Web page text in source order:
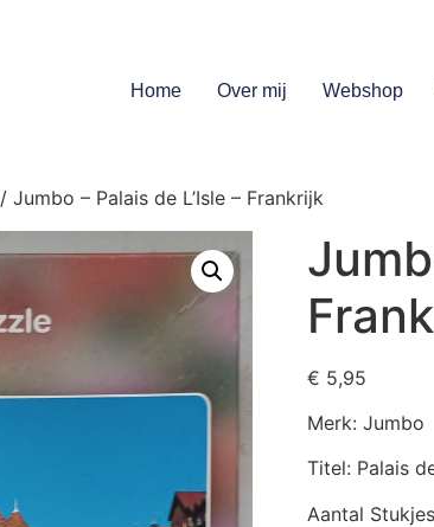
Home Over mij Webshop
/ Jumbo – Palais de L’Isle – Frankrijk
€ 5,95
Merk: Jumbo
Titel: Palais
Aantal